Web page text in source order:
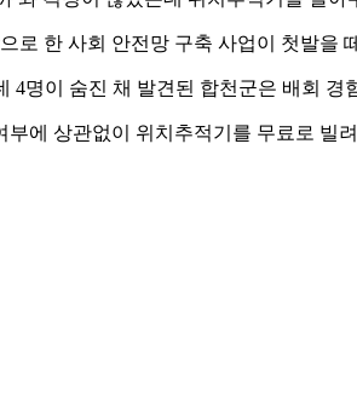
로 한 사회 안전망 구축 사업이 첫발을
4명이 숨진 채 발견된 합천군은 배회
에 상관없이 위치추적기를 무료로 빌